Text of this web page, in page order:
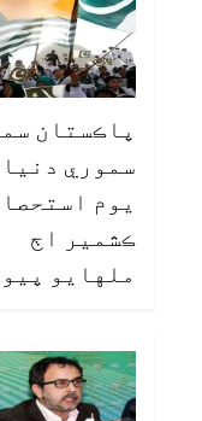
پاڪستان
سموري دنيا
يوم
ڪشمير اڄ
ملهايو